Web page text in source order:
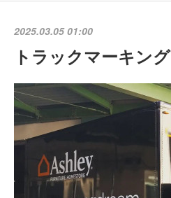
2025.03.05 01:00
トラックマーキング